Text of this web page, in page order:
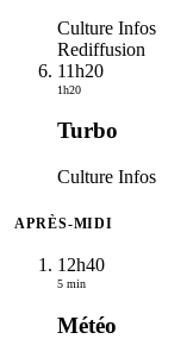
Culture Infos
Rediffusion
11h20
1h20
Turbo
Culture Infos
APRÈS-MIDI
12h40
5 min
Météo